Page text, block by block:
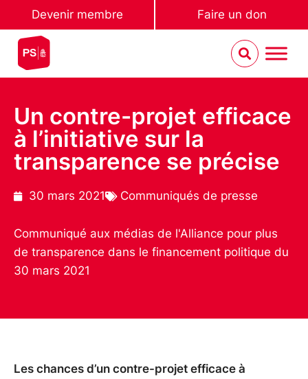
Devenir membre Faire un don
Un contre-projet efficace
à l’initiative sur la
transparence se précise
30 mars 2021 Communiqués de presse
Communiqué aux médias de l'Alliance pour plus
de transparence dans le financement politique du
30 mars 2021
Les chances d’un contre-projet efficace à